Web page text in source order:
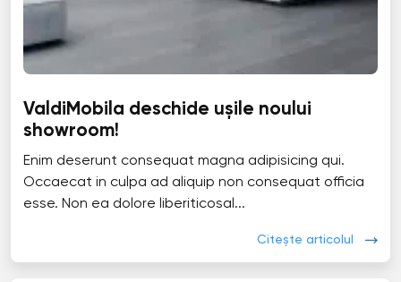
ValdiMobila deschide ușile noului
showroom!
Enim deserunt consequat magna adipisicing qui.
Occaecat in culpa ad aliquip non consequat officia
esse. Non ea dolore liberiticosal...
Citește articolul